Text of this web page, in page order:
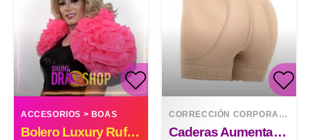
ACCESORIOS > BOAS
Bolero Luxury Ruffle Organza Custom Made
CORRECCIÓN CORPORAL
Caderas Aumentadas, Caderas Postizas, Almohadilla De Espuma Transpirable, Glúteos, Delgado, Sin Costuras